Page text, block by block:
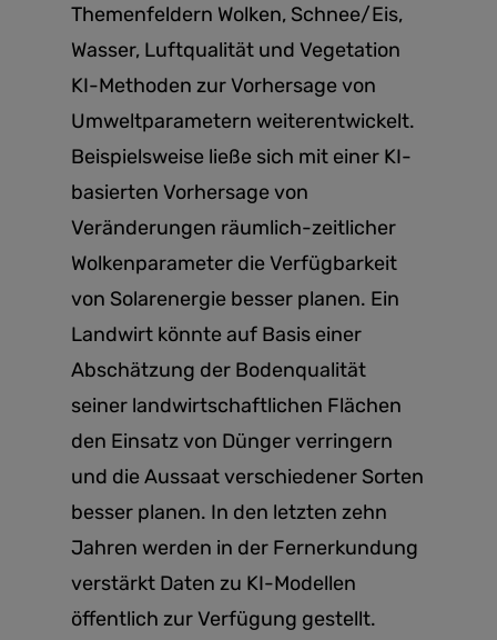
Themenfeldern Wolken, Schnee/Eis,
Wasser, Luftqualität und Vegetation
KI-Methoden zur Vorhersage von
Umweltparametern weiterentwickelt.
Beispielsweise ließe sich mit einer KI-
basierten Vorhersage von
Veränderungen räumlich-zeitlicher
Wolkenparameter die Verfügbarkeit
von Solarenergie besser planen. Ein
Landwirt könnte auf Basis einer
Abschätzung der Bodenqualität
seiner landwirtschaftlichen Flächen
den Einsatz von Dünger verringern
und die Aussaat verschiedener Sorten
besser planen. In den letzten zehn
Jahren werden in der Fernerkundung
verstärkt Daten zu KI-Modellen
öffentlich zur Verfügung gestellt.